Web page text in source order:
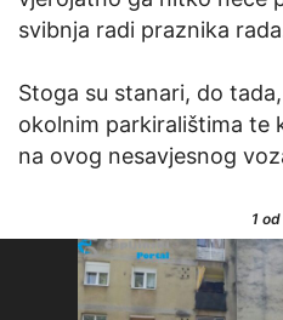
svibnja radi praznika
Stoga su stanari, do
okolnim parkiralištima te
na ovog nesavjesnog
1od